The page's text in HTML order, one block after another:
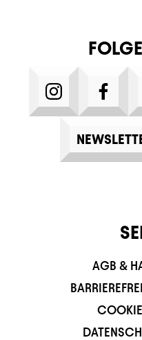
INSTAGRAM
AGB &